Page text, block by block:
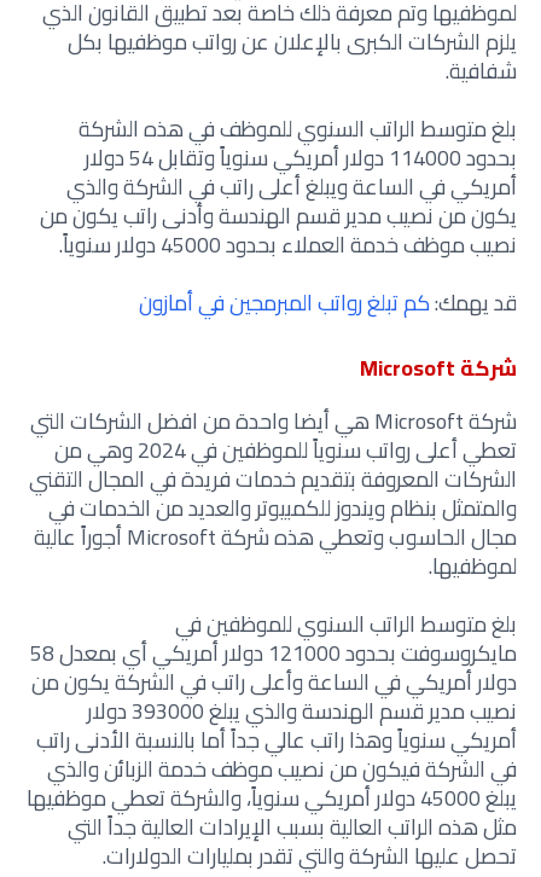
لموظفيها وتم معرفة ذلك خاصة بعد تطبيق القانون الذي
يلزم الشركات الكبرى بالإعلان عن رواتب موظفيها بكل
شفافية.
بلغ متوسط الراتب السنوي للموظف في هذه الشركة
بحدود 114000 دولار أمريكي سنوياً وتقابل 54 دولار
أمريكي في الساعة ويبلغ أعلى راتب في الشركة والذي
يكون من نصيب مدير قسم الهندسة وأدنى راتب يكون من
نصيب موظف خدمة العملاء بحدود 45000 دولار سنوياً.
قد يهمك:كم تبلغ رواتب المبرمجين في أمازون
شركة Microsoft
شركة Microsoft هي أيضا واحدة من افضل الشركات التي
تعطي أعلى رواتب سنوياً للموظفين في 2024 وهي من
الشركات المعروفة بتقديم خدمات فريدة في المجال التقني
والمتمثل بنظام ويندوز للكمبيوتر والعديد من الخدمات في
مجال الحاسوب وتعطي هذه شركة Microsoft أجوراً عالية
لموظفيها.
بلغ متوسط الراتب السنوي للموظفين في
مايكروسوفت بحدود 121000 دولار أمريكي أي بمعدل 58
دولار أمريكي في الساعة وأعلى راتب في الشركة يكون من
نصيب مدير قسم الهندسة والذي يبلغ 393000 دولار
أمريكي سنوياً وهذا راتب عالي جداً أما بالنسبة الأدنى راتب
في الشركة فيكون من نصيب موظف خدمة الزبائن والذي
يبلغ 45000 دولار أمريكي سنوياً، والشركة تعطي موظفيها
مثل هذه الراتب العالية بسبب الإيرادات العالية جداً التي
تحصل عليها الشركة والتي تقدر بمليارات الدولارات.